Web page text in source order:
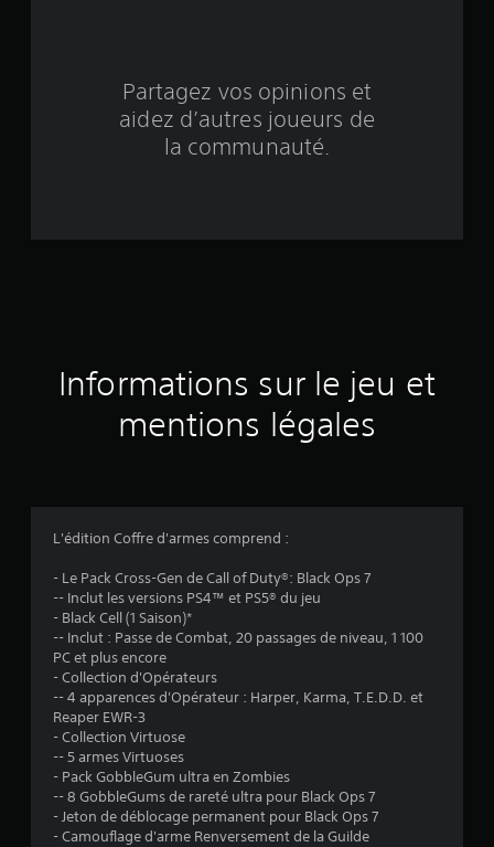
4
v
i
o
Partagez vos opinions et
aidez d’autres joueurs de
la communauté.
Informations sur le jeu et
mentions légales
L'édition Coffre d'armes comprend :
- Le Pack Cross-Gen de Call of Duty®: Black Ops 7
-- Inclut les versions PS4™ et PS5® du jeu
- Black Cell (1 Saison)*
-- Inclut : Passe de Combat, 20 passages de niveau, 1 100
PC et plus encore
- Collection d'Opérateurs
-- 4 apparences d'Opérateur : Harper, Karma, T.E.D.D. et
Reaper EWR-3
- Collection Virtuose
-- 5 armes Virtuoses
- Pack GobbleGum ultra en Zombies
-- 8 GobbleGums de rareté ultra pour Black Ops 7
- Jeton de déblocage permanent pour Black Ops 7
- Camouflage d'arme Renversement de la Guilde